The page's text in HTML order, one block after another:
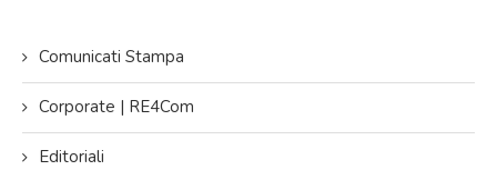
Comunicati Stampa
Corporate | RE4Com
Editoriali